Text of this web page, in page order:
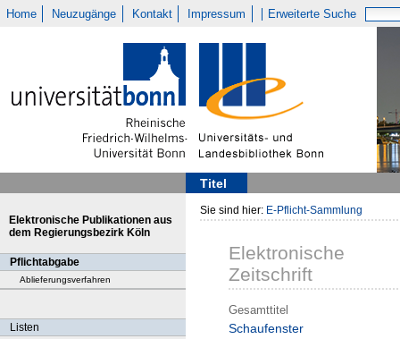
Home Neuzugänge Kontakt Impressum Erweiterte Suche
Titel
Elektronische Publikationen aus
dem Regierungsbezirk Köln
Pflichtabgabe
Ablieferungsverfahren
Listen
Sie sind hier: E-Pflicht-Sammlung
Elektronische
Zeitschrift
Gesamttitel
Schaufenster